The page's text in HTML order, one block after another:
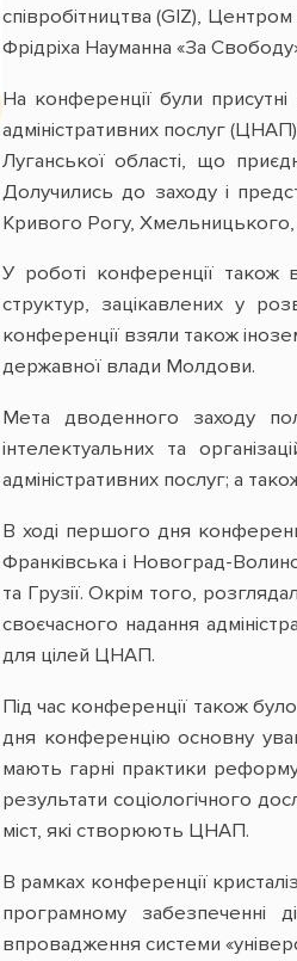
співробітництва (GIZ),
Фрідріха Науманна «За
На конференції були
адміністративних послуг
Луганської області, що
Долучились до заходу і
Кривого Рогу, Хмельницького,
У роботі конференції також
структур, зацікавлених у
конференції взяли також
державної влади Молдови.
Мета дводенного заходу
інтелектуальних та
адміністративних послуг; а
В ході першого дня
Франківська і Новоград-
та Грузії. Окрім того,
своєчасного надання
для цілей ЦНАП.
Під час конференції також
дня конференцію основну
мають гарні практики
результати соціологічного
міст, які створюють ЦНАП.
В рамках конференції
програмному забезпеченні
впровадження системи